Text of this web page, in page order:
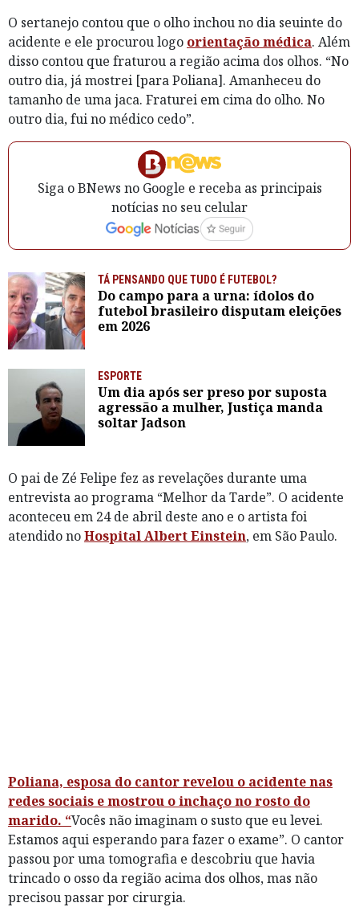
O sertanejo contou que o olho inchou no dia seuinte do
acidente e ele procurou logo orientação médica. Além
disso contou que fraturou a região acima dos olhos. “No
outro dia, já mostrei [para Poliana]. Amanheceu do
tamanho de uma jaca. Fraturei em cima do olho. No
outro dia, fui no médico cedo”.
Siga o BNews no Google e receba as principais
notícias no seu celular
TÁ PENSANDO QUE TUDO É FUTEBOL?
Do campo para a urna: ídolos do
futebol brasileiro disputam eleições
em 2026
ESPORTE
Um dia após ser preso por suposta
agressão a mulher, Justiça manda
soltar Jadson
O pai de Zé Felipe fez as revelações durante uma
entrevista ao programa “Melhor da Tarde”. O acidente
aconteceu em 24 de abril deste ano e o artista foi
atendido noHospital Albert Einstein, em São Paulo.
Poliana, esposa do cantor revelou o acidente nas
redes sociais e mostrou o inchaço no rosto do
marido. “Vocês não imaginam o susto que eu levei.
Estamos aqui esperando para fazer o exame”. O cantor
passou por uma tomografia e descobriu que havia
trincado o osso da região acima dos olhos, mas não
precisou passar por cirurgia.